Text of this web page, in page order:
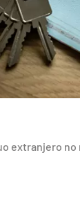
extranjero